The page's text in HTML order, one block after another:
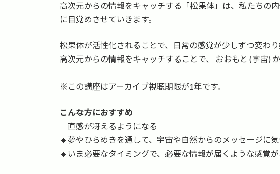
高次元からの情報をキャッチする「松果体」は、私たちの
に目覚めさせていきます。
松果体が活性化されることで、日常の感覚が少しずつ変わり
高次元からの情報をキャッチすることで、 おおもと (宇宙)
※この講座はアーカイブ視聴期限が1年です。
こんな方におすすめ
🔹直感が冴えるようになる
🔹夢やひらめきを通して、宇宙や自然からのメッセージに
🔹いま必要なタイミングで、必要な情報が届くような感覚